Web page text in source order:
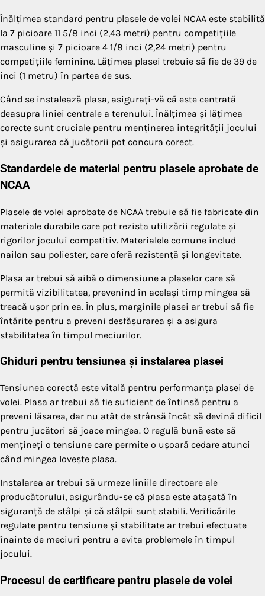
Înălțimea standard pentru plasele de volei NCAA este stabilită
la 7 picioare 11 5/8 inci (2,43 metri) pentru competițiile
masculine și 7 picioare 4 1/8 inci (2,24 metri) pentru
competițiile feminine. Lățimea plasei trebuie să fie de 39 de
inci (1 metru) în partea de sus.
Când se instalează plasa, asigurați-vă că este centrată
deasupra liniei centrale a terenului. Înălțimea și lățimea
corecte sunt cruciale pentru menținerea integrității jocului
și asigurarea că jucătorii pot concura corect.
Standardele de material pentru plasele aprobate de
NCAA
Plasele de volei aprobate de NCAA trebuie să fie fabricate din
materiale durabile care pot rezista utilizării regulate și
rigorilor jocului competitiv. Materialele comune includ
nailon sau poliester, care oferă rezistență și longevitate.
Plasa ar trebui să aibă o dimensiune a plaselor care să
permită vizibilitatea, prevenind în același timp mingea să
treacă ușor prin ea. În plus, marginile plasei ar trebui să fie
întărite pentru a preveni desfășurarea și a asigura
stabilitatea în timpul meciurilor.
Ghiduri pentru tensiunea și instalarea plasei
Tensiunea corectă este vitală pentru performanța plasei de
volei. Plasa ar trebui să fie suficient de întinsă pentru a
preveni lăsarea, dar nu atât de strânsă încât să devină dificil
pentru jucători să joace mingea. O regulă bună este să
mențineți o tensiune care permite o ușoară cedare atunci
când mingea lovește plasa.
Instalarea ar trebui să urmeze liniile directoare ale
producătorului, asigurându-se că plasa este atașată în
siguranță de stâlpi și că stâlpii sunt stabili. Verificările
regulate pentru tensiune și stabilitate ar trebui efectuate
înainte de meciuri pentru a evita problemele în timpul
jocului.
Procesul de certificare pentru plasele de volei